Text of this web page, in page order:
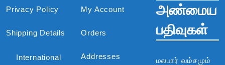
Privacy Policy
Shipping Details
International
My Account
Orders
Addresses
அண்மைய
பதிவுகள்
மலபார் வம்சமும்